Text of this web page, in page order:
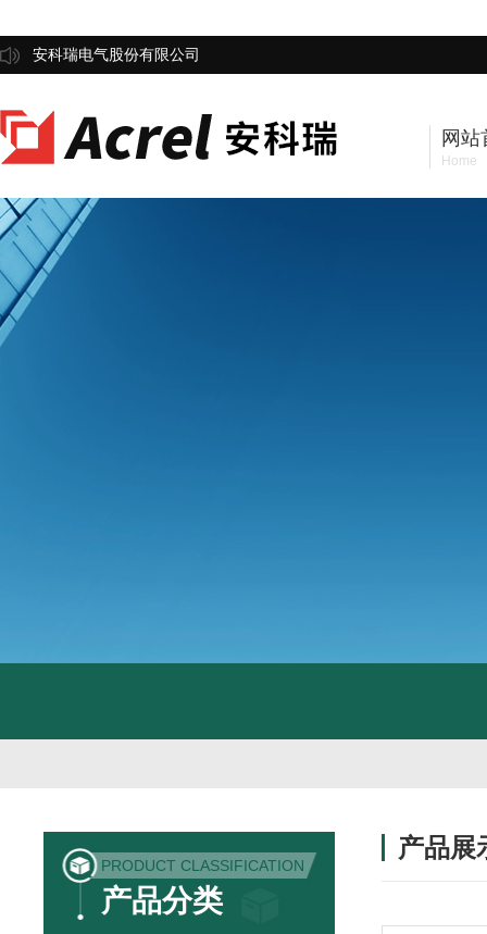
安科瑞电气股份有限公司
网站
Home
产品展
PRODUCT CLASSIFICATION
产品分类